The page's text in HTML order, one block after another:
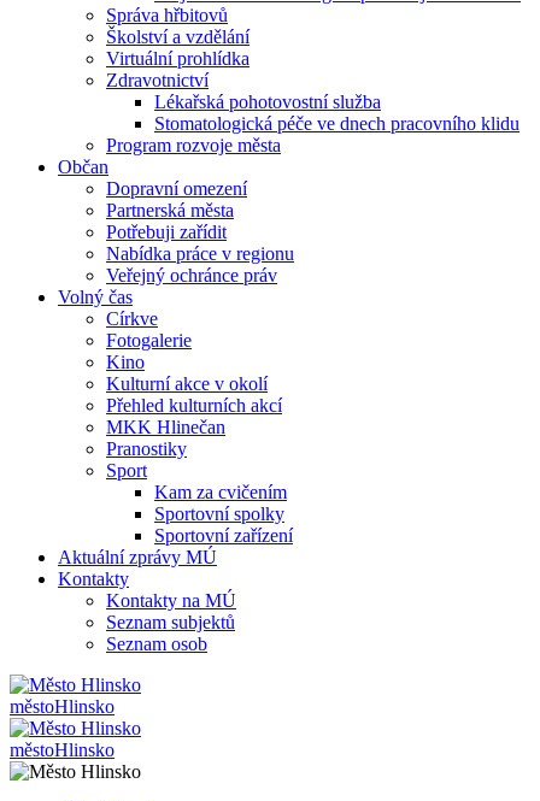
Správa hřbitovů
Školství a vzdělání
Virtuální prohlídka
Zdravotnictví
Lékařská pohotovostní služba
Stomatologická péče ve dnech pracovního klidu
Program rozvoje města
Občan
Dopravní omezení
Partnerská města
Potřebuji zařídit
Nabídka práce v regionu
Veřejný ochránce práv
Volný čas
Církve
Fotogalerie
Kino
Kulturní akce v okolí
Přehled kulturních akcí
MKK Hlinečan
Pranostiky
Sport
Kam za cvičením
Sportovní spolky
Sportovní zařízení
Aktuální zprávy MÚ
Kontakty
Kontakty na MÚ
Seznam subjektů
Seznam osob
městoHlinsko
městoHlinsko